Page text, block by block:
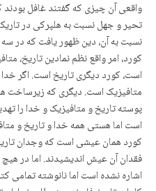
واقعی آن چیزی که گفتند غافل بودند
تحیر و جهل نسبت به هلپرکی در
نسبت به آن، دین ظهور یافت که در
کورد، امر واقع نظم نمادین تاریخ،
است، کورد دیگری تاریخ است. اگر
متافیزیک است. دیگری که زیرساخت
پوسته تاریخ و متافیزیک و خدا را
است اما هستی همه خدا و تاریخ و
کورد همان عیشی است که وجدان
فقدان آن عیش اندیشیدند. اما در
اشاره نشده است اما نانوشته